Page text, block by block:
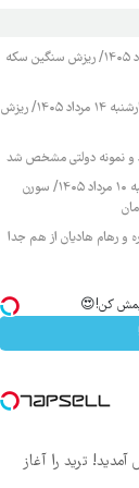
قیمت طلا و سکه یکشنبه ۱۱ مرداد ۱۴۰۵/ ریزش سنگین سکه
قیمت محصولات ایران خودرو چهارشنبه ۱۴ مرداد ۱۴۰۵/ ریزش
و نمونه دولتی مشخص شد
قیمت محصولات ایران خودرو شنبه ۱۰ مرداد ۱۴۰۵/ سورن
و رهام هادیان از هم جدا
ترید را آغاز